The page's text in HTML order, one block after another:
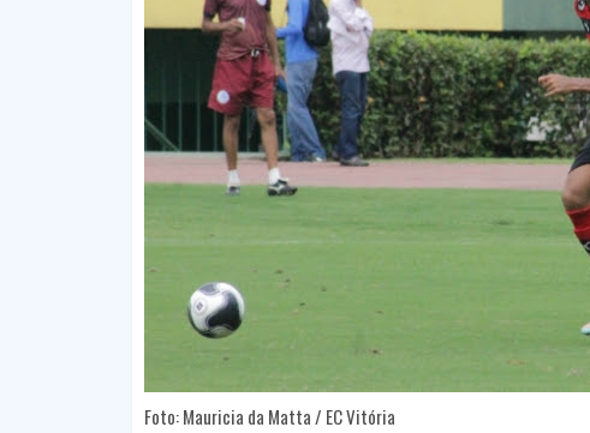
Foto: Mauricia da Matta / EC Vitória